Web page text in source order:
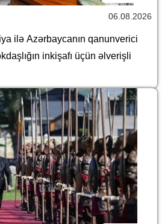
06.08.2026
ilə Azərbaycanın qanunverici
inkişafı üçün əlverişli